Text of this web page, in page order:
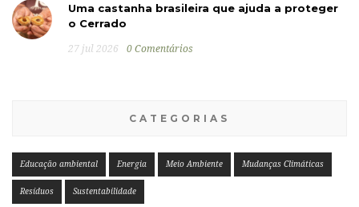
Uma castanha brasileira que ajuda a proteger
o Cerrado
27 jul 2026 0 Comentários
CATEGORIAS
Educação ambiental Energia Meio Ambiente Mudanças Climáticas
Resíduos Sustentabilidade